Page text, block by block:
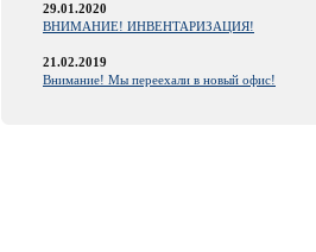
29.01.2020
ВНИМАНИЕ! ИНВЕНТАРИЗАЦИЯ!
21.02.2019
Внимание! Мы переехали в новый офис!